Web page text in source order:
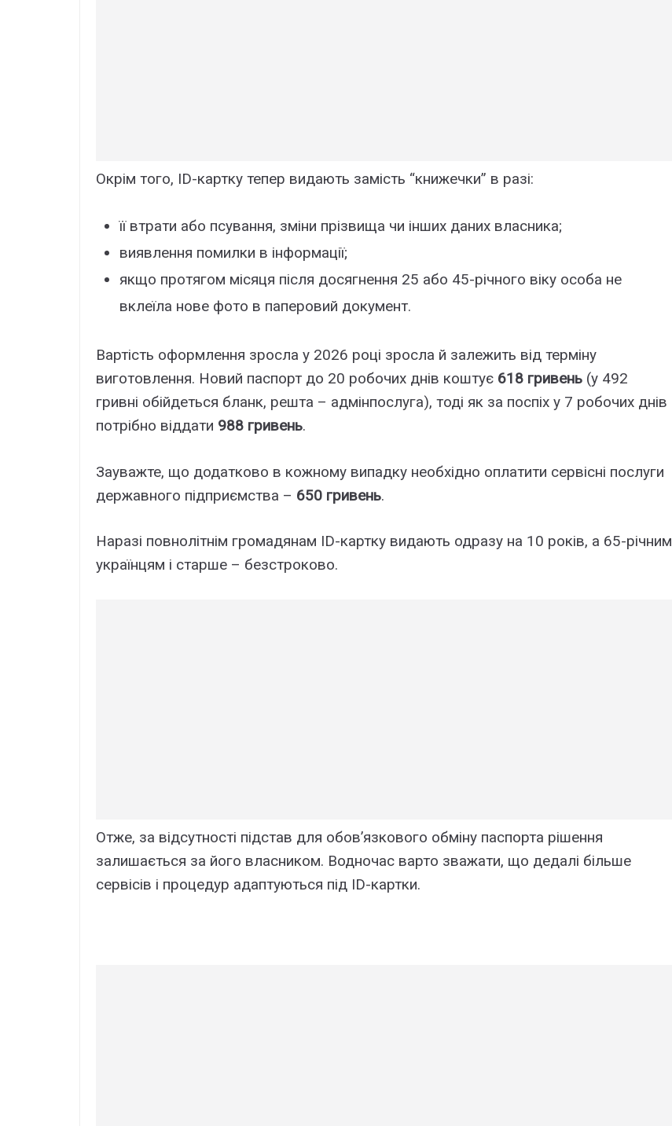
Окрім того, ID-картку тепер видають замість “книжечки” в разі:
її втрати або псування, зміни прізвища чи інших даних власника;
виявлення помилки в інформації;
якщо протягом місяця після досягнення 25 або 45-річного віку особа не
вклеїла нове фото в паперовий документ.
Вартість оформлення зросла у 2026 році зросла й залежить від терміну
виготовлення. Новий паспорт до 20 робочих днів коштує 618 гривень (у 492
гривні обійдеться бланк, решта – адмінпослуга), тоді як за поспіх у 7 робочих днів
потрібно віддати 988 гривень.
Зауважте, що додатково в кожному випадку необхідно оплатити сервісні послуги
державного підприємства – 650 гривень.
Наразі повнолітнім громадянам ID-картку видають одразу на 10 років, а 65-річним
українцям і старше – безстроково.
Отже, за відсутності підстав для обов’язкового обміну паспорта рішення
залишається за його власником. Водночас варто зважати, що дедалі більше
сервісів і процедур адаптуються під ID-картки.